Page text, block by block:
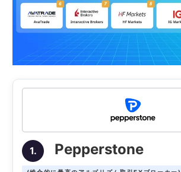
1. Pepperstone